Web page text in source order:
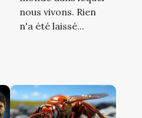
nous vivons. Rien
n'a été laissé...